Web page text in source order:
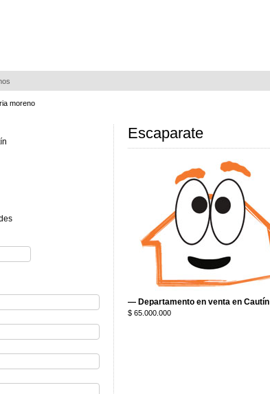
moreno
Escaparate
— Departamento en venta en Cautín
$ 65.000.000